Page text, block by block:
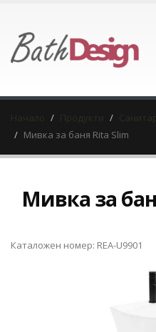
Начало Продукти
Мивка за баня Rita Slim
Мивка за
Каталожен номер: REA-U9901